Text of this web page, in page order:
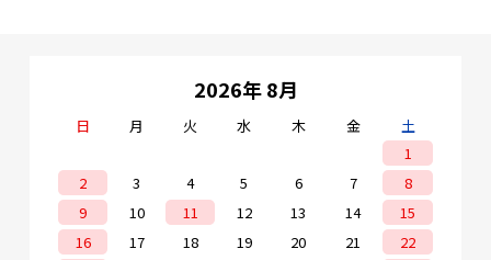
2026年 8月
日 月 火 水 木 金
土
1
2
3 4 5 6 7
8
9
10 11 12 13 14
15
16
17 18 19 20 21
22